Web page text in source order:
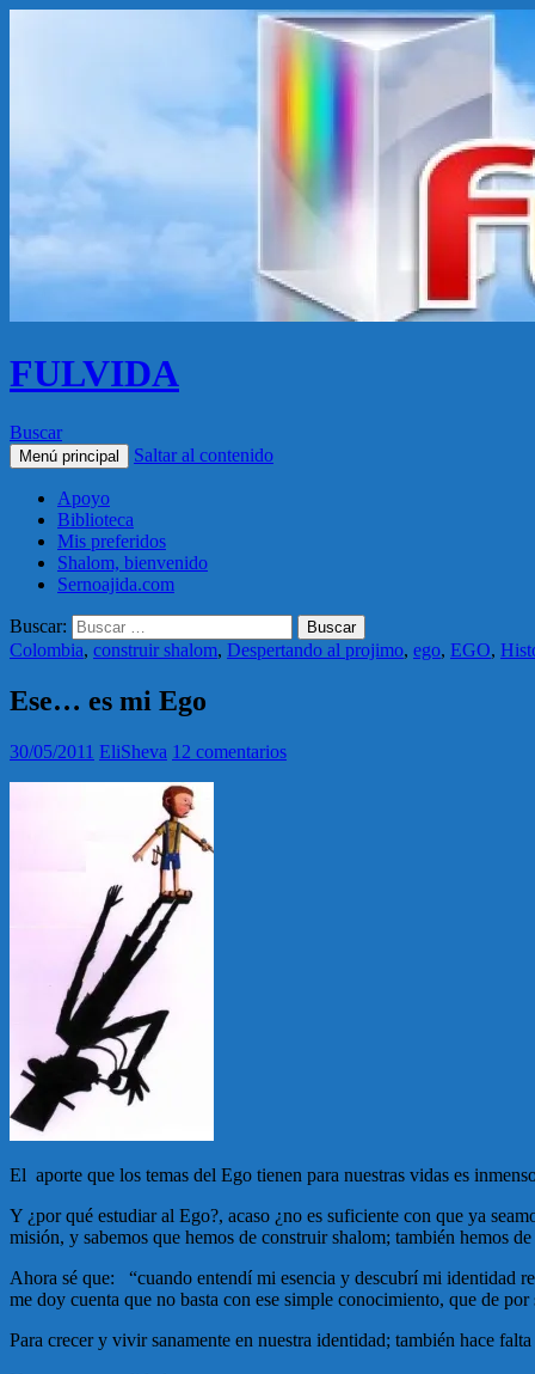
FULVIDA
Buscar
Menú principal Saltar al contenido
Apoyo
Biblioteca
Mis preferidos
Shalom, bienvenido
Sernoajida.com
Buscar:
Colombia, construir shalom, Despertando al projimo, ego, EGO,
Ese… es mi Ego
30/05/2011 EliSheva 12 comentarios
El aporte que los temas del Ego tienen para nuestras vidas es
Y ¿por qué estudiar al Ego?, acaso ¿no es suficiente con que ya
misión, y sabemos que hemos de construir shalom; también hemos
Ahora sé que: “cuando entendí mi esencia y descubrí mi identidad
me doy cuenta que no basta con ese simple conocimiento, que de
Para crecer y vivir sanamente en nuestra identidad; también hace